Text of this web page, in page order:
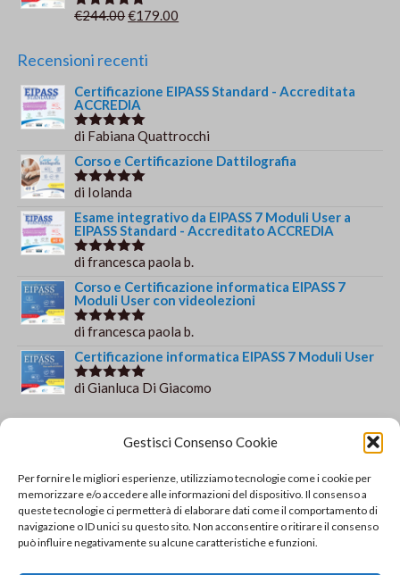
Gestisci Consenso Cookie
Per fornire le migliori esperienze, utilizziamo tecnologie come i cookie per
memorizzare e/o accedere alle informazioni del dispositivo. Il consenso a
queste tecnologie ci permetterà di elaborare dati come il comportamento di
navigazione o ID unici su questo sito. Non acconsentire o ritirare il consenso
può influire negativamente su alcune caratteristiche e funzioni.
era:
è:
Valutato
€244.00Il
originale
€244.00.
€179.00
€179.00.
Recensioni recenti
Certificazione EIPASS Standard - Accreditata
ACCREDIA
Valutato5
di Fabiana Quattrocchi
Corso e Certificazione Dattilografia
Valutato5
di Iolanda
Esame integrativo da EIPASS 7 Moduli User a
EIPASS Standard - Accreditato ACCREDIA
Valutato5
di francesca paola b.
Corso e Certificazione informatica EIPASS 7
Moduli User con videolezioni
Valutato5
di francesca paola b.
Certificazione informatica EIPASS 7 Moduli User
Valutato5
di Gianluca Di Giacomo
84013 Cava de' Tirreni
+39 329 952 9244
info@solsisacademy.it
Lun-Ven: 09:30-18:30, Sab: 10:00-12:00
Pausa pranzo: 13:30-15:30